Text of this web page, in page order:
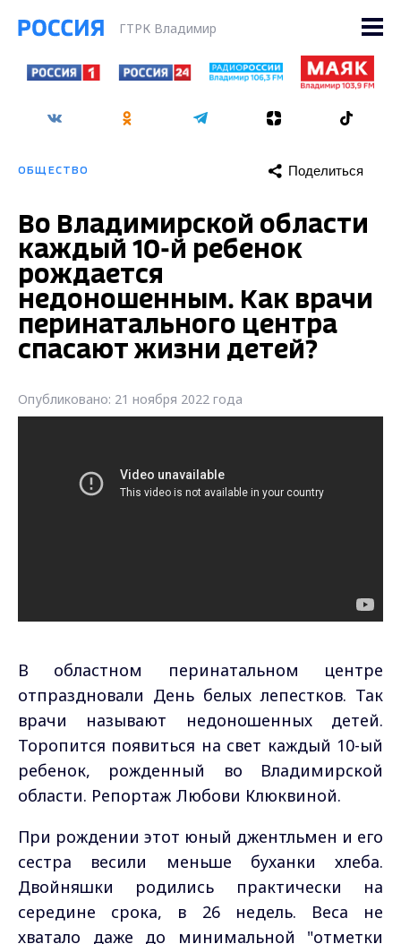
ГТРК Владимир
ОБЩЕСТВО Поделиться
Во Владимирской области
каждый 10-й ребенок
рождается
недоношенным. Как врачи
перинатального центра
спасают жизни детей?
Опубликовано: 21 ноября 2022 года
В областном перинатальном центре
отпраздновали День белых лепестков. Так
врачи называют недоношенных детей.
Торопится появиться на свет каждый 10-ый
ребенок, рожденный во Владимирской
области. Репортаж Любови Клюквиной.
При рождении этот юный джентльмен и его
сестра весили меньше буханки хлеба.
Двойняшки родились практически на
середине срока, в 26 недель. Веса не
хватало даже до минимальной "отметки